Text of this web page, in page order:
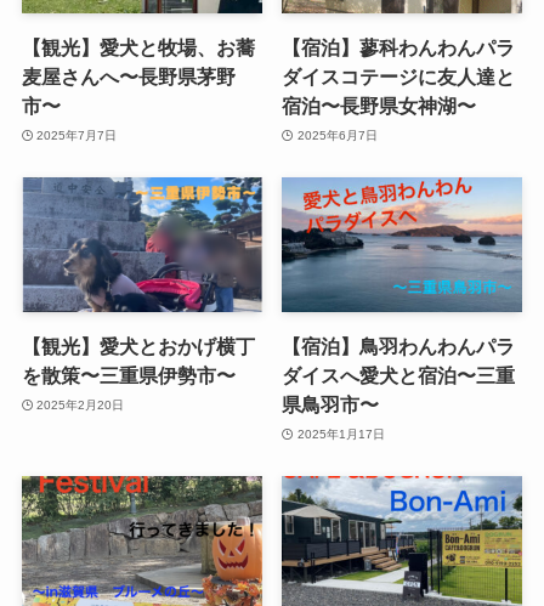
【観光】愛犬と牧場、お蕎
麦屋さんへ〜長野県茅野
市〜
2025年7月7日
【宿泊】蓼科わんわんパラ
ダイスコテージに友人達と
宿泊〜長野県女神湖〜
2025年6月7日
【観光】愛犬とおかげ横丁
を散策〜三重県伊勢市〜
2025年2月20日
【宿泊】鳥羽わんわんパラ
ダイスへ愛犬と宿泊〜三重
県鳥羽市〜
2025年1月17日